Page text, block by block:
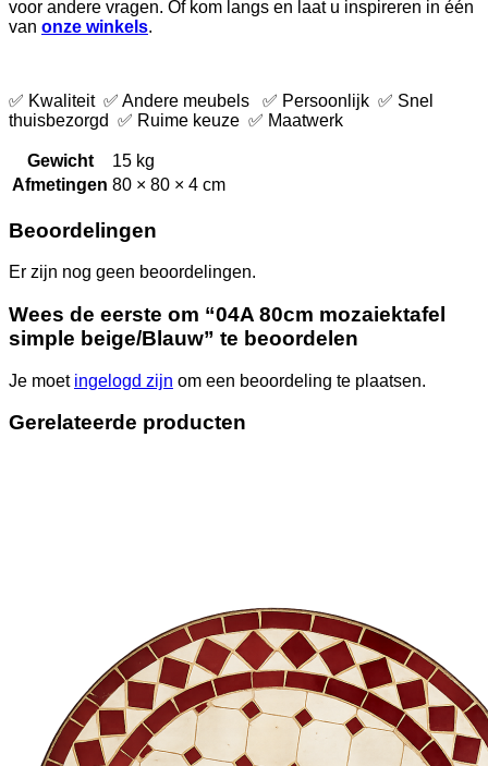
voor andere vragen. Of kom langs en laat u inspireren in één
van onze winkels.
✅ Kwaliteit ✅ Andere meubels ✅ Persoonlijk ✅ Snel
thuisbezorgd ✅ Ruime keuze ✅ Maatwerk
Gewicht
15 kg
Afmetingen 80 × 80 × 4 cm
Beoordelingen
Er zijn nog geen beoordelingen.
Wees de eerste om “04A 80cm mozaiektafel
simple beige/Blauw” te beoordelen
Je moet ingelogd zijn om een beoordeling te plaatsen.
Gerelateerde producten